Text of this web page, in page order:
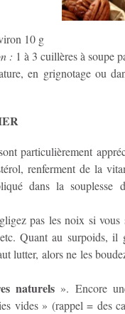
10 g
: 1 à 3 cuillères à soupe
en grignotage ou
particulièrement
renferment de la
dans la souplesse
pas les noix si
Quant au surpo­ids, il
lutter, alors ne les
naturels ». Encore
vides » (rappel = des